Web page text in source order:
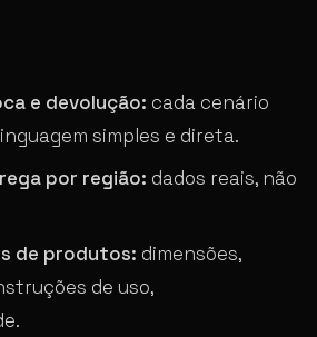
e devolução: cada cenário
simples e direta.
por região: dados reais, não
de produtos: dimensões,
de uso,